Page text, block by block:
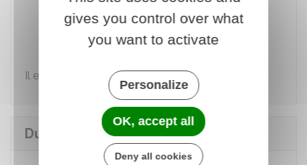
liquidation judiciaire, avec l'accord du
surendetté.
Il est possible de faire appel de ce jugement.
Durée des mesures
gives you control over what
you want to activate
Personalize
OK, accept all
Deny all cookies